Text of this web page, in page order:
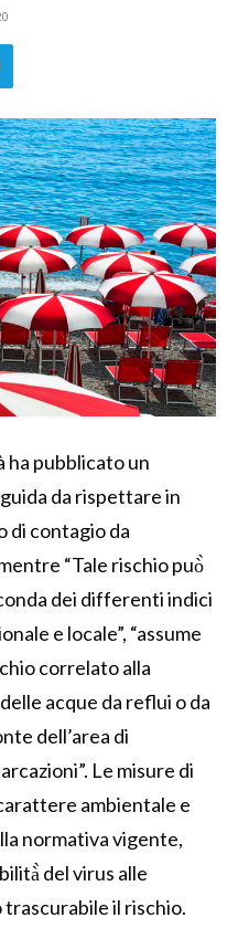
ha pubblicato un
da rispettare in
di contagio da
“Tale rischio può̀
dei differenti indici
e locale”, “assume
correlato alla
acque da reflui o da
dell’area di
Le misure di
ambientale e
normativa vigente,
del virus alle
il rischio.